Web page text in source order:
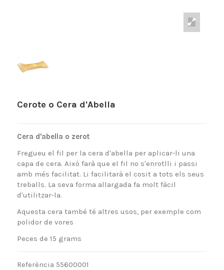
Cerote o Cera d'Abella
Cera d'abella o zerot
Fregueu el fil per la cera d'abella per aplicar-li una
capa de cera. Això farà que el fil no s'enrotlli i passi
amb més facilitat. Li facilitarà el cosit a tots els seus
treballs. La seva forma allargada fa molt fàcil
d'utilitzar-la.
Aquesta cera també té altres usos, per exemple com
polidor de vores
Peces de 15 grams
Referència 55600001